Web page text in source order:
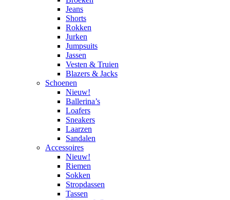
Jeans
Shorts
Rokken
Jurken
Jumpsuits
Jassen
Vesten & Truien
Blazers & Jacks
Schoenen
Nieuw!
Ballerina’s
Loafers
Sneakers
Laarzen
Sandalen
Accessoires
Nieuw!
Riemen
Sokken
Stropdassen
Tassen